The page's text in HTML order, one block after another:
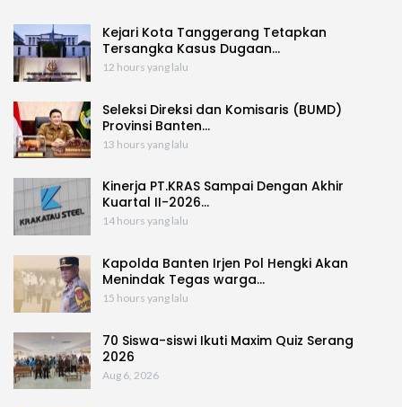
Kejari Kota Tanggerang Tetapkan
Tersangka Kasus Dugaan…
12 hours yang lalu
Seleksi Direksi dan Komisaris (BUMD)
Provinsi Banten…
13 hours yang lalu
Kinerja PT.KRAS Sampai Dengan Akhir
Kuartal II-2026…
14 hours yang lalu
Kapolda Banten Irjen Pol Hengki Akan
Menindak Tegas warga…
15 hours yang lalu
70 Siswa-siswi Ikuti Maxim Quiz Serang
2026
Aug 6, 2026